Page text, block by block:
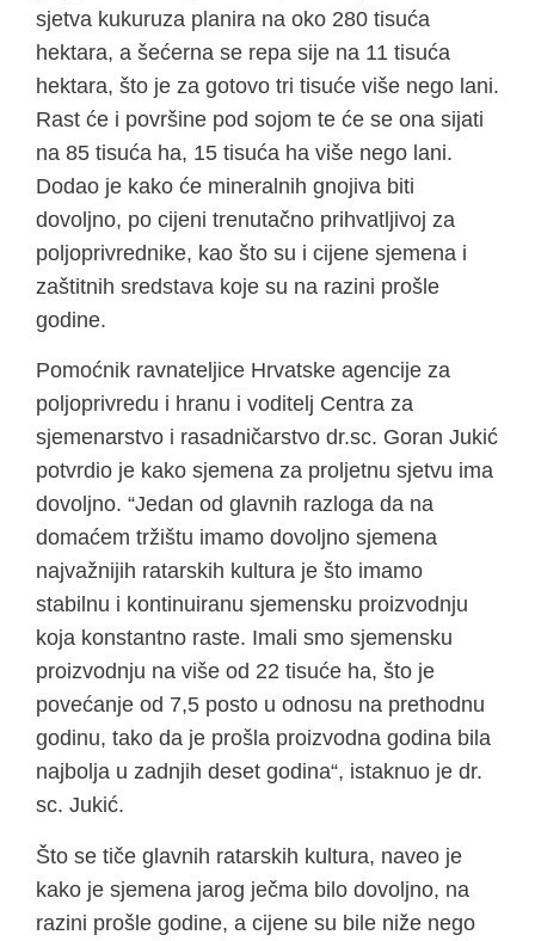
sjetva kukuruza planira na oko 280 tisuća
hektara, a šećerna se repa sije na 11 tisuća
hektara, što je za gotovo tri tisuće više nego lani.
Rast će i površine pod sojom te će se ona sijati
na 85 tisuća ha, 15 tisuća ha više nego lani.
Dodao je kako će mineralnih gnojiva biti
dovoljno, po cijeni trenutačno prihvatljivoj za
poljoprivrednike, kao što su i cijene sjemena i
zaštitnih sredstava koje su na razini prošle
godine.
Pomoćnik ravnateljice Hrvatske agencije za
poljoprivredu i hranu i voditelj Centra za
sjemenarstvo i rasadničarstvo dr.sc. Goran Jukić
potvrdio je kako sjemena za proljetnu sjetvu ima
dovoljno. “Jedan od glavnih razloga da na
domaćem tržištu imamo dovoljno sjemena
najvažnijih ratarskih kultura je što imamo
stabilnu i kontinuiranu sjemensku proizvodnju
koja konstantno raste. Imali smo sjemensku
proizvodnju na više od 22 tisuće ha, što je
povećanje od 7,5 posto u odnosu na prethodnu
godinu, tako da je prošla proizvodna godina bila
najbolja u zadnjih deset godina“, istaknuo je dr.
sc. Jukić.
Što se tiče glavnih ratarskih kultura, naveo je
kako je sjemena jarog ječma bilo dovoljno, na
razini prošle godine, a cijene su bile niže nego